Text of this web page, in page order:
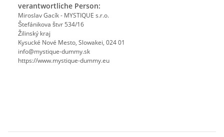
verantwortliche Person:
Miroslav Gacík - MYSTIQUE s.r.o.
Štefánikova štvr 534/16
Žilinský kraj
Kysucké Nové Mesto, Slowakei, 024 01
info@mystique-dummy.sk
https://www.mystique-dummy.eu